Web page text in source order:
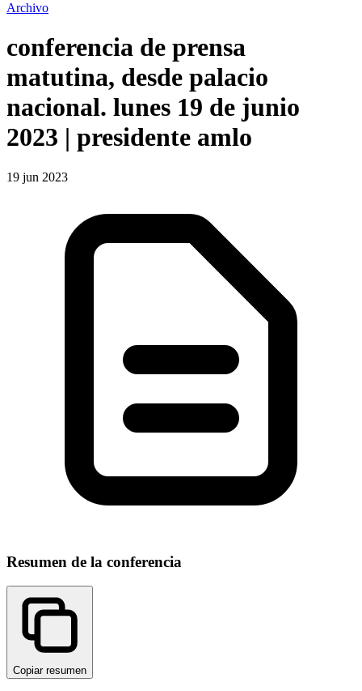
Archivo
conferencia de prensa
matutina, desde palacio
nacional. lunes 19 de junio
2023 | presidente amlo
19 jun 2023
Resumen de la conferencia
Copiar resumen